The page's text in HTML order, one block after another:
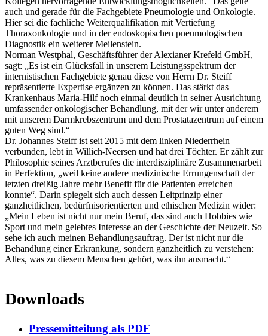
auch und gerade für die Fachgebiete Pneumologie und Onkologie.
Hier sei die fachliche Weiterqualifikation mit Vertiefung
Thoraxonkologie und in der endoskopischen pneumologischen
Diagnostik ein weiterer Meilenstein.
Norman Westphal, Geschäftsführer der Alexianer Krefeld GmbH,
sagt: „Es ist ein Glücksfall in unserem Leistungsspektrum der
internistischen Fachgebiete genau diese von Herrn Dr. Steiff
repräsentierte Expertise ergänzen zu können. Das stärkt das
Krankenhaus Maria-Hilf noch einmal deutlich in seiner Ausrichtung
umfassender onkologischer Behandlung, mit der wir unter anderem
mit unserem Darmkrebszentrum und dem Prostatazentrum auf einem
guten Weg sind.“
Dr. Johannes Steiff ist seit 2015 mit dem linken Niederrhein
verbunden, lebt in Willich-Neersen und hat drei Töchter. Er zählt zur
Philosophie seines Arztberufes die interdisziplinäre Zusammenarbeit
in Perfektion, „weil keine andere medizinische Errungenschaft der
letzten dreißig Jahre mehr Benefit für die Patienten erreichen
konnte“. Darin spiegelt sich auch dessen Leitprinzip einer
ganzheitlichen, bedürfnisorientierten und ethischen Medizin wider:
„Mein Leben ist nicht nur mein Beruf, das sind auch Hobbies wie
Sport und mein gelebtes Interesse an der Geschichte der Neuzeit. So
sehe ich auch meinen Behandlungsauftrag. Der ist nicht nur die
Behandlung einer Erkrankung, sondern ganzheitlich zu verstehen:
Alles, was zu diesem Menschen gehört, was ihn ausmacht.“
Downloads
Pressemitteilung als PDF